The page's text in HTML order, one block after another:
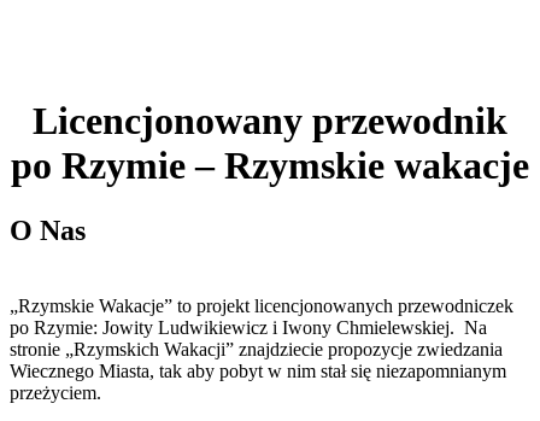
Licencjonowany przewodnik
po Rzymie – Rzymskie wakacje
O Nas
„Rzymskie Wakacje” to projekt licencjonowanych przewodniczek
po Rzymie: Jowity Ludwikiewicz i Iwony Chmielewskiej. Na
stronie „Rzymskich Wakacji” znajdziecie propozycje zwiedzania
Wiecznego Miasta, tak aby pobyt w nim stał się niezapomnianym
przeżyciem.